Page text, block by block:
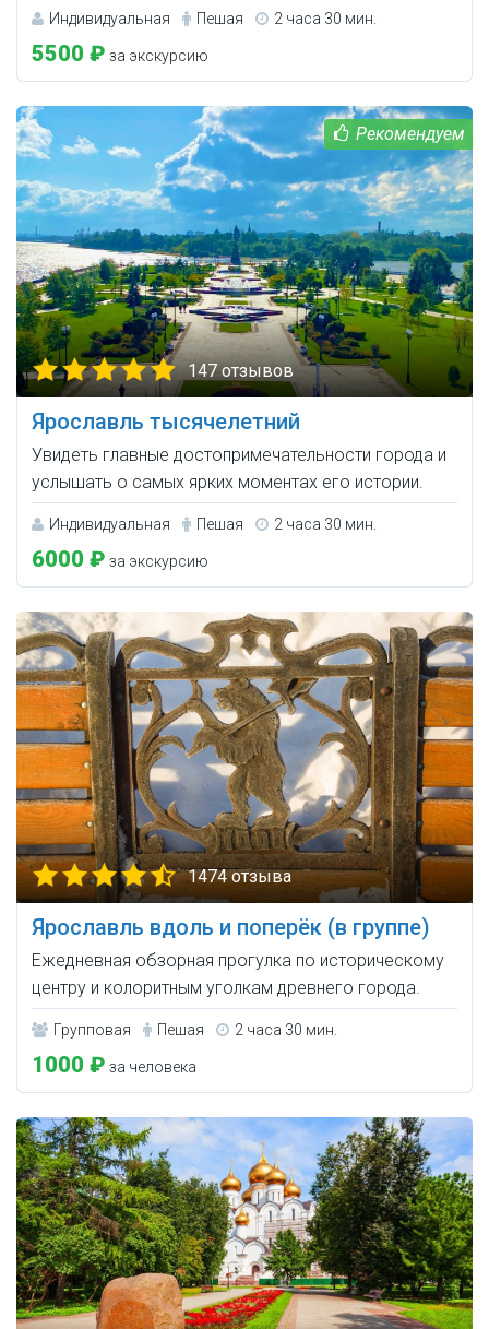
Индивидуальная Пешая 2 часа 30 мин.
5500 ₽ за экскурсию
147 отзывов
Ярославль тысячелетний
Увидеть главные достопримечательности города и
услышать о самых ярких моментах его истории.
Индивидуальная Пешая 2 часа 30 мин.
6000 ₽ за экскурсию
1474 отзыва
Ярославль вдоль и поперёк (в группе)
Ежедневная обзорная прогулка по историческому
центру и колоритным уголкам древнего города.
Групповая Пешая 2 часа 30 мин.
1000 ₽ за человека